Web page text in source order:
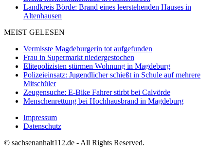
Landkreis Börde: Brand eines leerstehenden Hauses in
Altenhausen
MEIST GELESEN
Vermisste Magdeburgerin tot aufgefunden
Frau in Supermarkt niedergestochen
Elitepolizisten stürmen Wohnung in Magdeburg
Polizeieinsatz: Jugendlicher schießt in Schule auf mehrere
Mitschüler
Zeugensuche: E-Bike Fahrer stirbt bei Calvörde
Menschenrettung bei Hochhausbrand in Magdeburg
Impressum
Datenschutz
© sachsenanhalt112.de - All Rights Reserved.